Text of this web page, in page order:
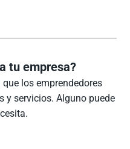
tu empresa?
los emprendedores
y servicios. Alguno puede